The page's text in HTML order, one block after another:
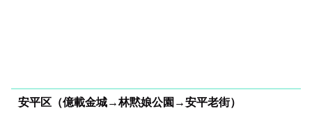
安平区（億載金城→林黙娘公園→安平老街）